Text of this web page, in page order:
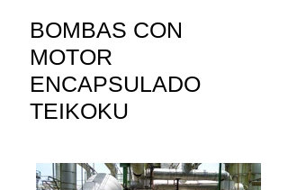
BOMBAS CON
MOTOR
ENCAPSULADO
TEIKOKU